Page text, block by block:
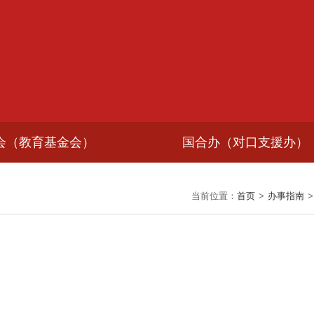
（教育基金会） 国合办（对口支援办）
当前位置： 首页 > 办事指南 >